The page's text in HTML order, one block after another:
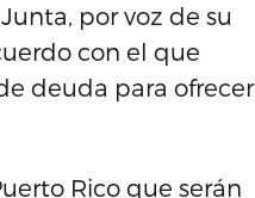
por voz de su
con el que
deuda para ofrecer
Rico que serán